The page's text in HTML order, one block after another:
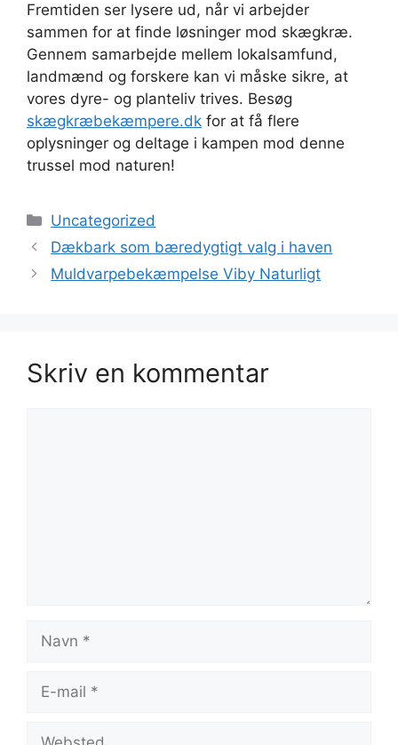
Fremtiden ser lysere ud, når vi arbejder
sammen for at finde løsninger mod skægkræ.
Gennem samarbejde mellem lokalsamfund,
landmænd og forskere kan vi måske sikre, at
vores dyre- og planteliv trives. Besøg
skægkræbekæmpere.dk for at få flere
oplysninger og deltage i kampen mod denne
trussel mod naturen!
Kategorier
Uncategorized
Dækbark som bæredygtigt valg i haven
Muldvarpebekæmpelse Viby Naturligt
Skriv en kommentar
Navn
Websted